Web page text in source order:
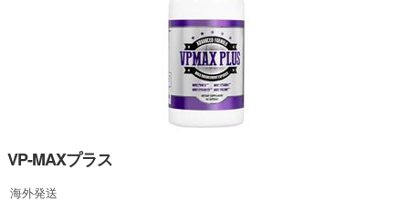
VP-MAXプラス
海外発送